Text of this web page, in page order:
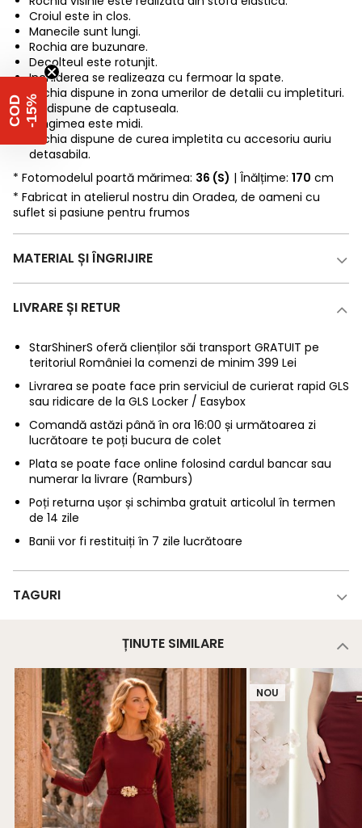
Croiul este in clos.
Manecile sunt lungi.
Rochia are buzunare.
Decolteul este rotunjit.
Inchiderea se realizeaza cu fermoar la spate.
Rochia dispune in zona umerilor de detalii cu impletituri.
Nu dispune de captuseala.
Lungimea este midi.
Rochia dispune de curea impletita cu accesoriu auriu
detasabila.
* Fotomodelul poartă mărimea: 36 (S) | Înălțime: 170 cm
* Fabricat in atelierul nostru din Oradea, de oameni cu
suflet si pasiune pentru frumos
MATERIAL ȘI ÎNGRIJIRE
LIVRARE ȘI RETUR
StarShinerS oferă clienților săi transport GRATUIT pe
teritoriul României la comenzi de minim 399 Lei
Livrarea se poate face prin serviciul de curierat rapid GLS
sau ridicare de la GLS Locker / Easybox
Comandă astăzi până în ora 16:00 și următoarea zi
lucrătoare te poți bucura de colet
Plata se poate face online folosind cardul bancar sau
numerar la livrare (Ramburs)
Poți returna ușor și schimba gratuit articolul în termen
de 14 zile
Banii vor fi restituiți în 7 zile lucrătoare
TAGURI
ȚINUTE SIMILARE
NOU
C
O
D
-
1
5 %